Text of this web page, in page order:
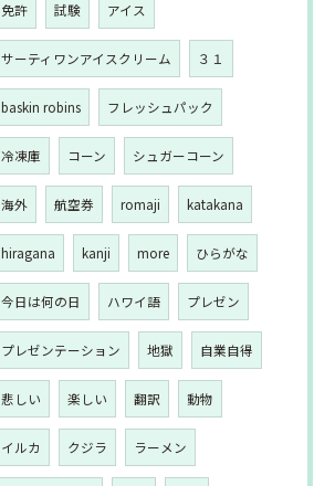
免許 試験 アイス
サーティワンアイスクリーム ３１
baskin robins フレッシュパック
冷凍庫 コーン シュガーコーン
海外 航空券 romaji katakana
hiragana kanji more ひらがな
今日は何の日 ハワイ語 プレゼン
プレゼンテーション 地獄 自業自得
悲しい 楽しい 翻訳 動物
イルカ クジラ ラーメン